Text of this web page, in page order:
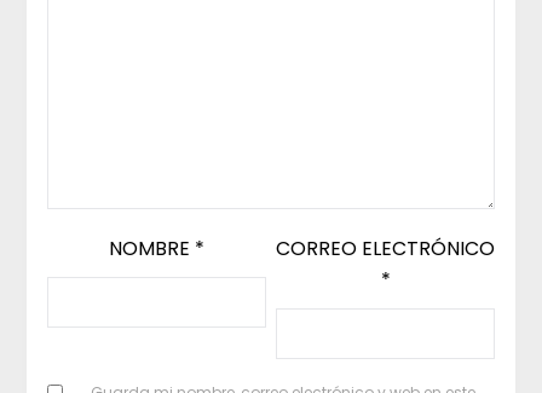
NOMBRE *
CORREO ELECTRÓNICO
*